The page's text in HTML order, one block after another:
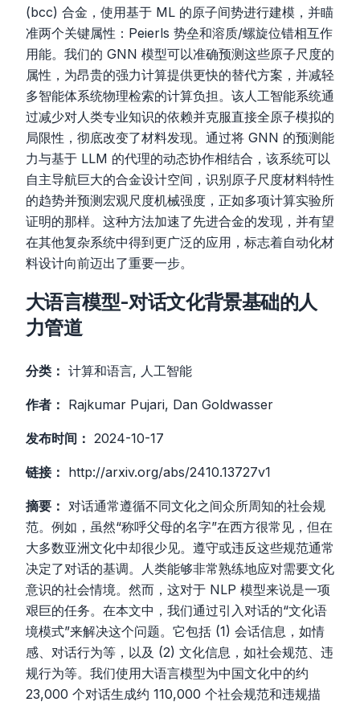
(bcc) 合金，使用基于 ML 的原子间势进行建模，并瞄
准两个关键属性：Peierls 势垒和溶质/螺旋位错相互作
用能。我们的 GNN 模型可以准确预测这些原子尺度的
属性，为昂贵的强力计算提供更快的替代方案，并减轻
多智能体系统物理检索的计算负担。该人工智能系统通
过减少对人类专业知识的依赖并克服直接全原子模拟的
局限性，彻底改变了材料发现。通过将 GNN 的预测能
力与基于 LLM 的代理的动态协作相结合，该系统可以
自主导航巨大的合金设计空间，识别原子尺度材料特性
的趋势并预测宏观尺度机械强度，正如多项计算实验所
证明的那样。这种方法加速了先进合金的发现，并有望
在其他复杂系统中得到更广泛的应用，标志着自动化材
料设计向前迈出了重要一步。
大语言模型-对话文化背景基础的人
力管道
分类： 计算和语言, 人工智能
作者： Rajkumar Pujari, Dan Goldwasser
发布时间： 2024-10-17
链接： http://arxiv.org/abs/2410.13727v1
摘要： 对话通常遵循不同文化之间众所周知的社会规
范。例如，虽然“称呼父母的名字”在西方很常见，但在
大多数亚洲文化中却很少见。遵守或违反这些规范通常
决定了对话的基调。人类能够非常熟练地应对需要文化
意识的社会情境。然而，这对于 NLP 模型来说是一项
艰巨的任务。在本文中，我们通过引入对话的“文化语
境模式”来解决这个问题。它包括 (1) 会话信息，如情
感、对话行为等，以及 (2) 文化信息，如社会规范、违
规行为等。我们使用大语言模型为中国文化中的约
23,000 个对话生成约 110,000 个社会规范和违规描